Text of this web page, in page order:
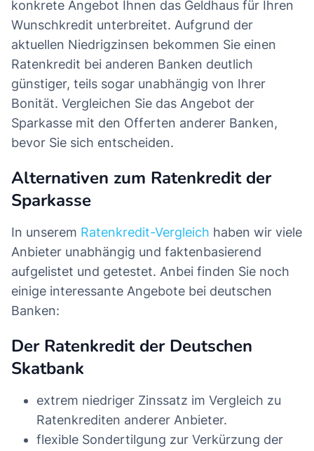
konkrete Angebot Ihnen das Geldhaus für Ihren
Wunschkredit unterbreitet. Aufgrund der
aktuellen Niedrigzinsen bekommen Sie einen
Ratenkredit bei anderen Banken deutlich
günstiger, teils sogar unabhängig von Ihrer
Bonität. Vergleichen Sie das Angebot der
Sparkasse mit den Offerten anderer Banken,
bevor Sie sich entscheiden.
Alternativen zum Ratenkredit der
Sparkasse
In unserem Ratenkredit-Vergleich haben wir viele
Anbieter unabhängig und faktenbasierend
aufgelistet und getestet. Anbei finden Sie noch
einige interessante Angebote bei deutschen
Banken:
Der Ratenkredit der Deutschen
Skatbank
extrem niedriger Zinssatz im Vergleich zu
Ratenkrediten anderer Anbieter.
flexible Sondertilgung zur Verkürzung der